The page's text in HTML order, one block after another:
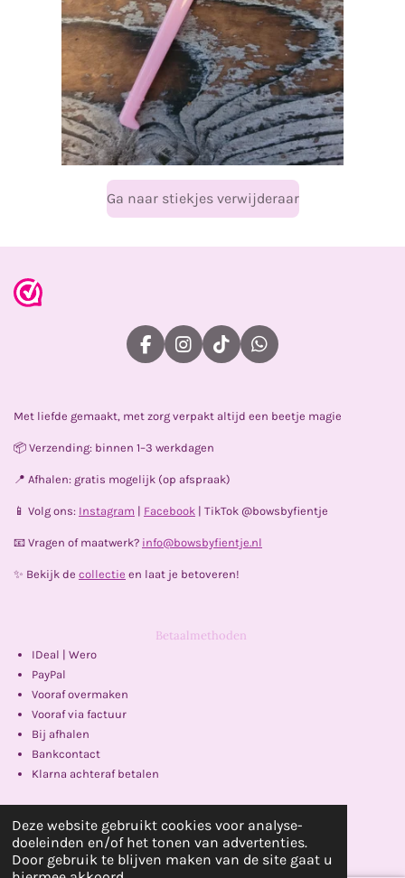
Deze website gebruikt cookies voor analyse-
doeleinden en/of het tonen van advertenties.
Door gebruik te blijven maken van de site gaat u
Ga naar stiekjes verwijderaar
F
a
b
o
k
I
n
a
r
a
m
T
i
o
W
h
s
Met liefde gemaakt, met zorg verpakt altijd een beetje magie
📦 Verzending: binnen 1–3 werkdagen
📍 Afhalen: gratis mogelijk (op afspraak)
📱 Volg ons: Instagram | Facebook | TikTok @bowsbyfientje
📧 Vragen of maatwerk? info@bowsbyfientje.nl
✨ Bekijk de collectie en laat je betoveren!
Betaalmethoden
IDeal | Wero
PayPal
Vooraf overmaken
Vooraf via factuur
Bij afhalen
Bankcontact
Klarna achteraf betalen
Powered byJouwWeb